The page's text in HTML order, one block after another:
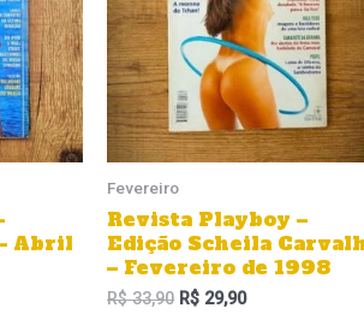
Abril
Fevereiro
Revista Playboy –
Edição Scheila
– Fevereiro de 1998
R$33,90 R$ 29,90